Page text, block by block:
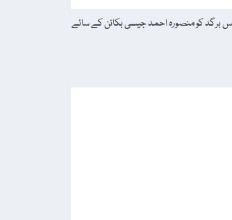
اس برگد کو منصورہ احمد جیسی بکائن کے سائے